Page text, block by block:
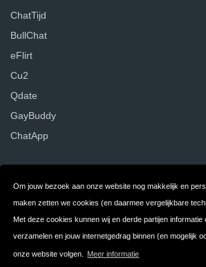
Om jouw bezoek aan onze website nog makkelijk en
maken zetten we cookies (en daarmee vergelijkbare
Met deze cookies kunnen wij en derde partijen informatie
verzamelen en jouw internetgedrag binnen (en mogelijk
onze website volgen. Meer informatie
ChatTijd
BullChat
eFlirt
Cu2
Qdate
GayBuddy
ChatApp
Contact